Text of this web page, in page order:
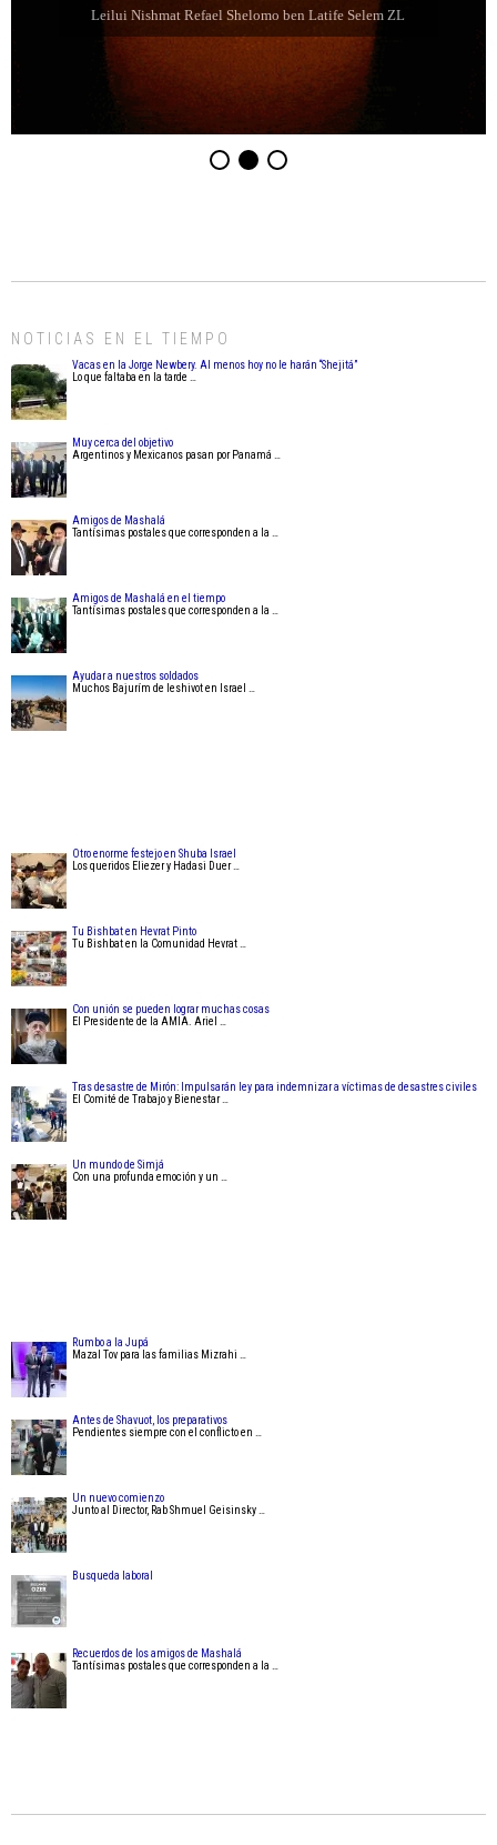
Leilui Nishmat Eliahu Jaim Jabbaz ZL ben Jacibe
NOTICIAS EN EL TIEMPO
Vacas en la Jorge Newbery. Al menos hoy no le harán “Shejitá”
Lo que faltaba en la tarde …
Muy cerca del objetivo
Argentinos y Mexicanos pasan por Panamá …
Amigos de Mashalá
Tantísimas postales que corresponden a la …
Amigos de Mashalá en el tiempo
Tantísimas postales que corresponden a la …
Ayudar a nuestros soldados
Muchos Bajurím de Ieshivot en Israel …
Otro enorme festejo en Shuba Israel
Los queridos Eliezer y Hadasi Duer …
Tu Bishbat en Hevrat Pinto
Tu Bishbat en la Comunidad Hevrat …
Con unión se pueden lograr muchas cosas
El Presidente de la AMIA. Ariel …
Tras desastre de Mirón: Impulsarán ley para indemnizar a víctimas de desastres civiles
El Comité de Trabajo y Bienestar …
Un mundo de Simjá
Con una profunda emoción y un …
Rumbo a la Jupá
Mazal Tov para las familias Mizrahi …
Antes de Shavuot, los preparativos
Pendientes siempre con el conflicto en …
Un nuevo comienzo
Junto al Director, Rab Shmuel Geisinsky …
Busqueda laboral
Recuerdos de los amigos de Mashalá
Tantísimas postales que corresponden a la …